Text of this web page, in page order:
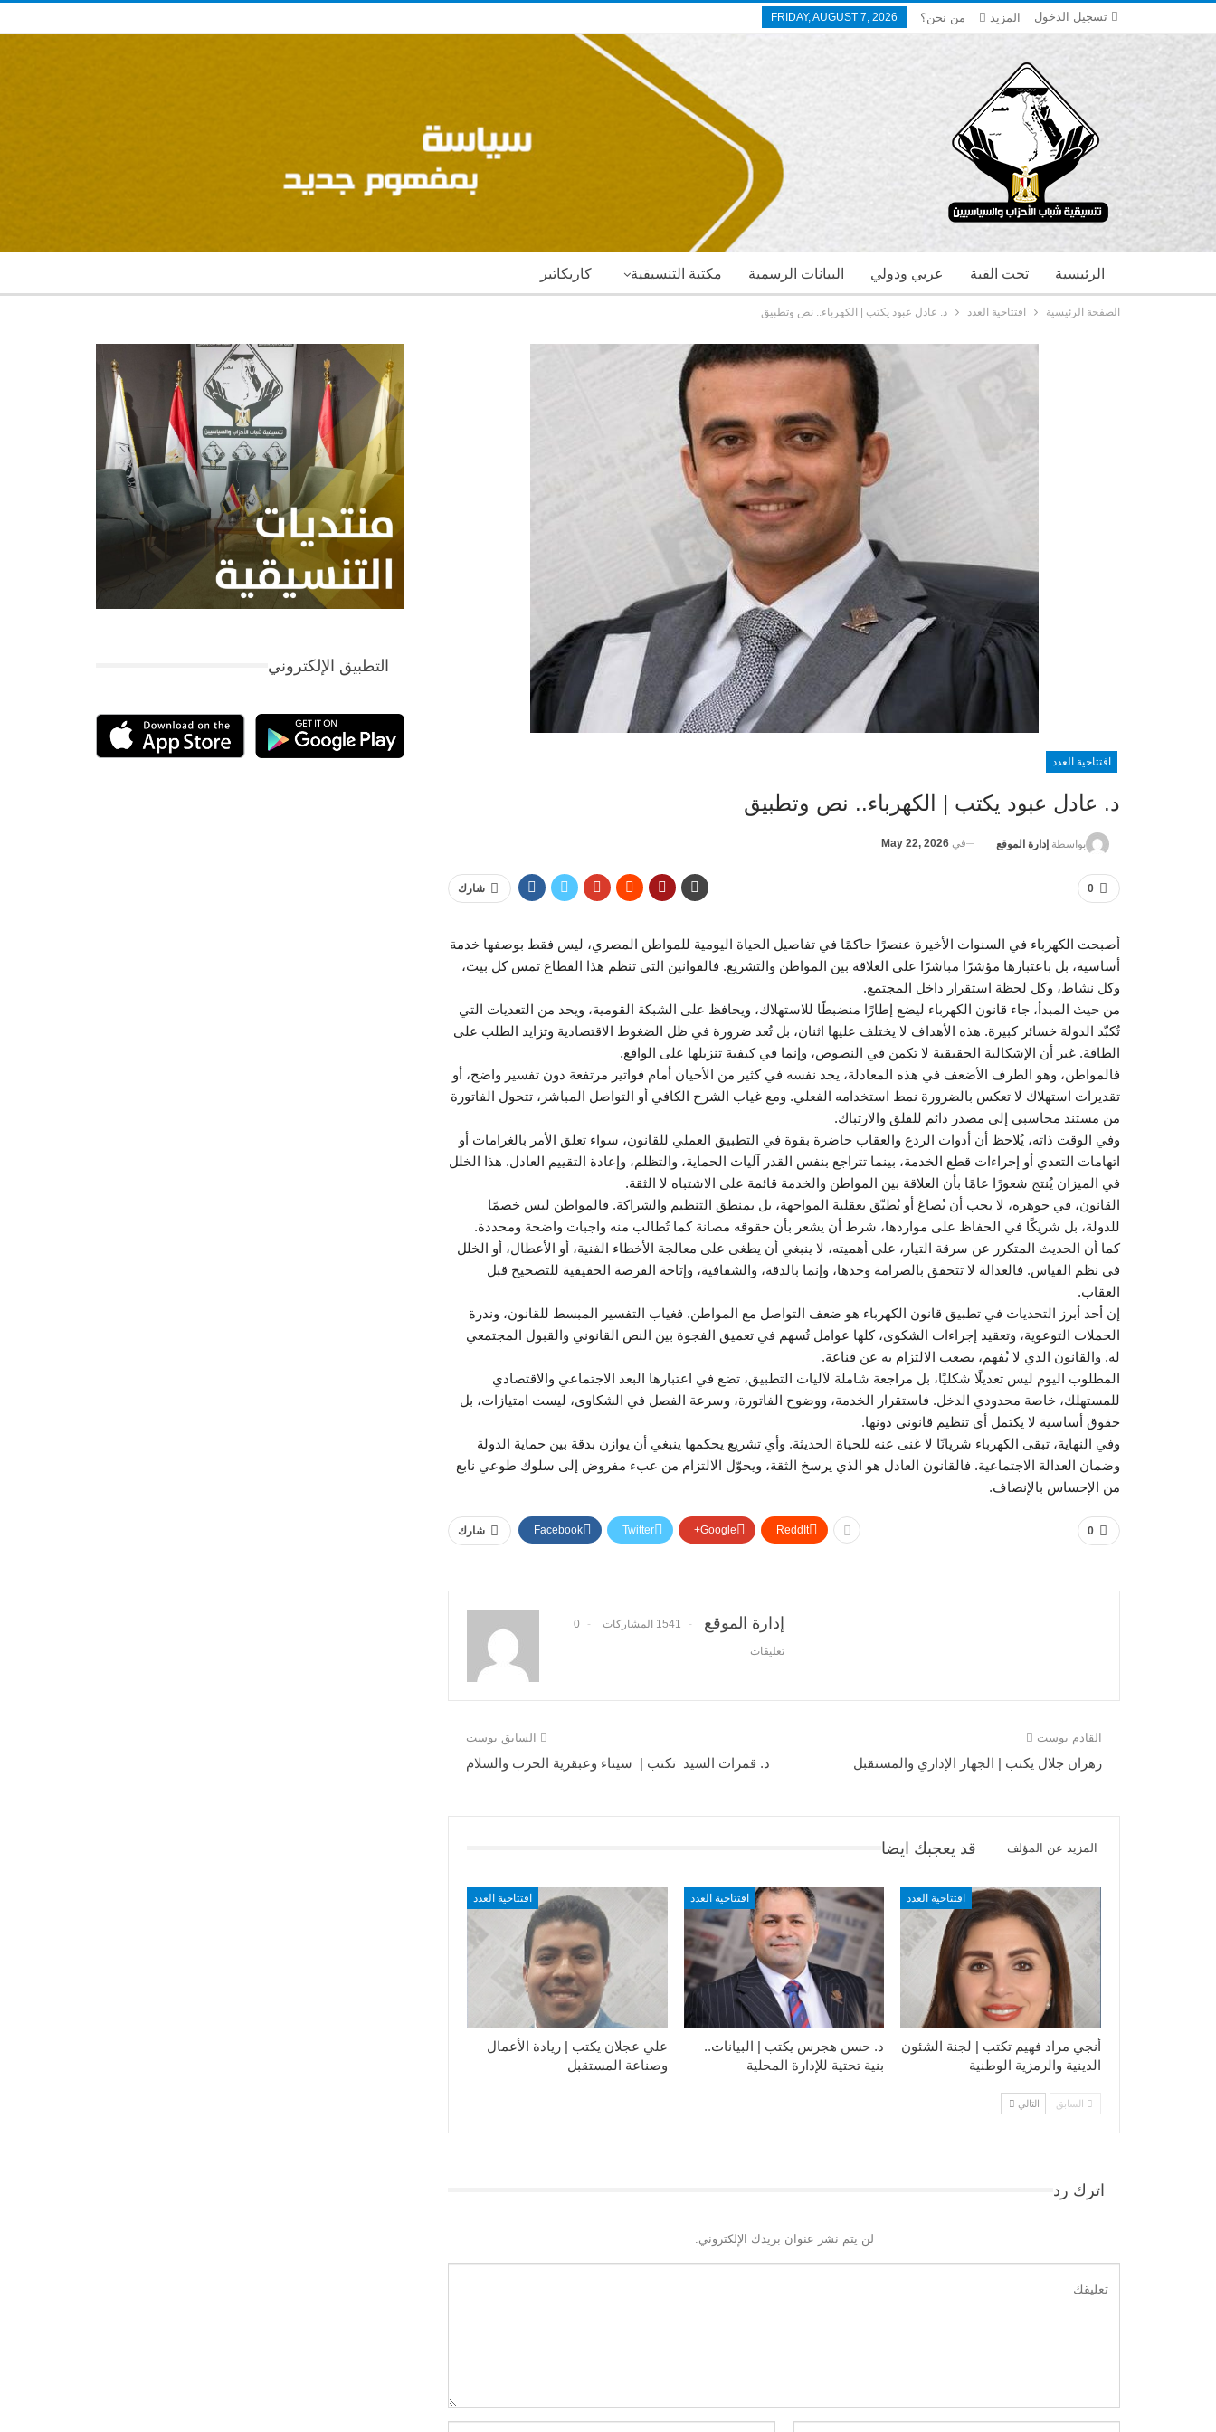
تسجيل الدخول FRIDAY, AUGUST 7, 2026 من نحن؟ المزيد
كاريكاتير مكتبة التنسيقية البيانات الرسمية عربي ودولي تحت القبة الرئيسية
الصفحة الرئيسية افتتاحية العدد د. عادل عبود يكتب | الكهرباء.. نص وتطبيق
افتتاحية العدد
د. عادل عبود يكتب | الكهرباء.. نص وتطبيق
بواسطة إدارة الموقع في May 22, 2026
0 شارك
أصبحت الكهرباء في السنوات الأخيرة عنصرًا حاكمًا في تفاصيل الحياة اليومية للمواطن المصري، ليس فقط بوصفها خدمة
أساسية، بل باعتبارها مؤشرًا مباشرًا على العلاقة بين المواطن والتشريع. فالقوانين التي تنظم هذا القطاع تمس كل بيت،
وكل نشاط، وكل لحظة استقرار داخل المجتمع.
من حيث المبدأ، جاء قانون الكهرباء ليضع إطارًا منضبطًا للاستهلاك، ويحافظ على الشبكة القومية، ويحد من التعديات التي
تُكبّد الدولة خسائر كبيرة. هذه الأهداف لا يختلف عليها اثنان، بل تُعد ضرورة في ظل الضغوط الاقتصادية وتزايد الطلب على
الطاقة. غير أن الإشكالية الحقيقية لا تكمن في النصوص، وإنما في كيفية تنزيلها على الواقع.
فالمواطن، وهو الطرف الأضعف في هذه المعادلة، يجد نفسه في كثير من الأحيان أمام فواتير مرتفعة دون تفسير واضح، أو
تقديرات استهلاك لا تعكس بالضرورة نمط استخدامه الفعلي. ومع غياب الشرح الكافي أو التواصل المباشر، تتحول الفاتورة
من مستند محاسبي إلى مصدر دائم للقلق والارتباك.
وفي الوقت ذاته، يُلاحظ أن أدوات الردع والعقاب حاضرة بقوة في التطبيق العملي للقانون، سواء تعلق الأمر بالغرامات أو
اتهامات التعدي أو إجراءات قطع الخدمة، بينما تتراجع بنفس القدر آليات الحماية، والتظلم، وإعادة التقييم العادل. هذا الخلل
في الميزان يُنتج شعورًا عامًا بأن العلاقة بين المواطن والخدمة قائمة على الاشتباه لا الثقة.
القانون، في جوهره، لا يجب أن يُصاغ أو يُطبّق بعقلية المواجهة، بل بمنطق التنظيم والشراكة. فالمواطن ليس خصمًا
للدولة، بل شريكًا في الحفاظ على مواردها، شرط أن يشعر بأن حقوقه مصانة كما تُطالب منه واجبات واضحة ومحددة.
كما أن الحديث المتكرر عن سرقة التيار، على أهميته، لا ينبغي أن يطغى على معالجة الأخطاء الفنية، أو الأعطال، أو الخلل
في نظم القياس. فالعدالة لا تتحقق بالصرامة وحدها، وإنما بالدقة، والشفافية، وإتاحة الفرصة الحقيقية للتصحيح قبل
العقاب.
إن أحد أبرز التحديات في تطبيق قانون الكهرباء هو ضعف التواصل مع المواطن. فغياب التفسير المبسط للقانون، وندرة
الحملات التوعوية، وتعقيد إجراءات الشكوى، كلها عوامل تُسهم في تعميق الفجوة بين النص القانوني والقبول المجتمعي
له. والقانون الذي لا يُفهم، يصعب الالتزام به عن قناعة.
المطلوب اليوم ليس تعديلًا شكليًا، بل مراجعة شاملة لآليات التطبيق، تضع في اعتبارها البعد الاجتماعي والاقتصادي
للمستهلك، خاصة محدودي الدخل. فاستقرار الخدمة، ووضوح الفاتورة، وسرعة الفصل في الشكاوى، ليست امتيازات، بل
حقوق أساسية لا يكتمل أي تنظيم قانوني دونها.
وفي النهاية، تبقى الكهرباء شريانًا لا غنى عنه للحياة الحديثة. وأي تشريع يحكمها ينبغي أن يوازن بدقة بين حماية الدولة
وضمان العدالة الاجتماعية. فالقانون العادل هو الذي يرسخ الثقة، ويحوّل الالتزام من عبء مفروض إلى سلوك طوعي نابع
من الإحساس بالإنصاف.
0 شارك Facebook Twitter Google+ ReddIt
إدارة الموقع 1541 المشاركات 0
تعليقات
السابق بوست
د. قمرات السيد تكتب | سيناء وعبقرية الحرب والسلام
القادم بوست
زهران جلال يكتب | الجهاز الإداري والمستقبل
قد يعجبك ايضا المزيد عن المؤلف
افتتاحية العدد
علي عجلان يكتب | ريادة الأعمال
وصناعة المستقبل
افتتاحية العدد
د. حسن هجرس يكتب | البيانات..
بنية تحتية للإدارة المحلية
افتتاحية العدد
أنجي مراد فهيم تكتب | لجنة الشئون
الدينية والرمزية الوطنية
السابق التالي
اترك رد
لن يتم نشر عنوان بريدك الإلكتروني.
التطبيق الإلكتروني